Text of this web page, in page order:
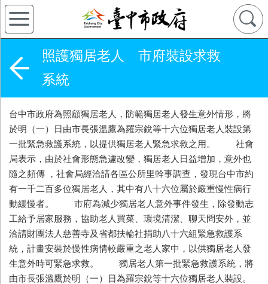
照護獨居老人 市府裝設求救
系統
台中市政府為照顧獨居老人，防範獨居老人發生意外情形，將
於明（一）日由市長張溫鷹為羅宗銳等十六位獨居老人裝設第
一批緊急救護系統，以提供獨居老人緊急求救之用。 社會
局表示，由於社會形態急遽改變，獨居老人日益增加，意外也
隨之頻傳 ，社會局經洽請各區公所里幹事調查，發現台中市約
有一千二百多位獨居老人，其中有八十六位屬於嚴重慢性病行
動緩慢者。 市府為減少獨居老人意外事件發生，除發動志
工給予居家服務，協助老人買菜、環境清潔、聊天問安外，並
洽請財團法人慈善寺及省都扶輪社捐助八十六組緊急救護系
統，計畫安裝於慢性病情較嚴重之老人家中，以供獨居老人發
生意外時可緊急求救。 獨居老人第一批緊急救護系統，將
由市長張溫鷹於明（一）日為羅宗銳等十六位獨居老人裝設。